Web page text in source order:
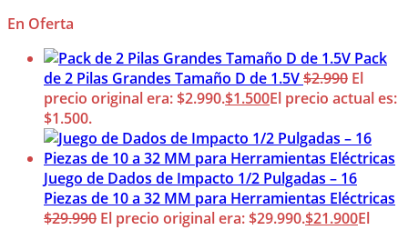
En Oferta
Pack
de 2 Pilas Grandes Tamaño D de 1.5V$2.990 El
precio original era: $2.990.$1.500El precio actual es:
$1.500.
Juego de Dados de Impacto 1/2 Pulgadas – 16
Piezas de 10 a 32 MM para Herramientas Eléctricas
$29.990 El precio original era: $29.990.$21.900El